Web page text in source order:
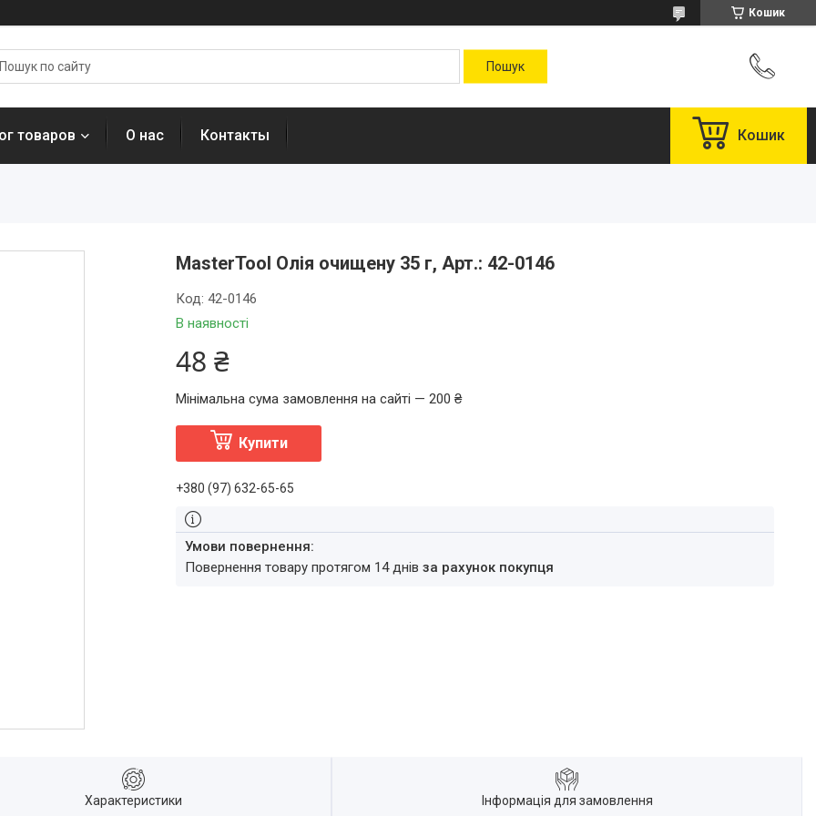
Кошик
товаров О нас Контакты Кошик
MasterTool Олія очищену 35 г, Арт.: 42-0146
В наявності
Код:42-0146
48 ₴
Мінімальна сума замовлення на сайті — 200 ₴
Купити
+380 (97) 632-65-65
повернення товару протягом 14 днівза рахунок покупця
Характеристики Інформація для замовлення